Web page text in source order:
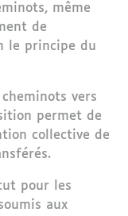
même
de
le principe du
vers
permet de
collective de
pour les
aux